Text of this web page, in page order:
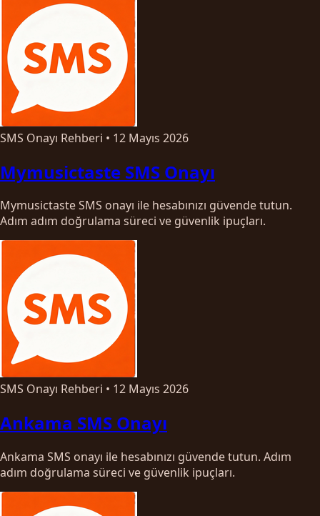
SMS Onayı Rehberi • 12 Mayıs 2026
Mymusictaste SMS Onayı
Mymusictaste SMS onayı ile hesabınızı güvende tutun.
Adım adım doğrulama süreci ve güvenlik ipuçları.
SMS Onayı Rehberi • 12 Mayıs 2026
Ankama SMS Onayı
Ankama SMS onayı ile hesabınızı güvende tutun. Adım
adım doğrulama süreci ve güvenlik ipuçları.